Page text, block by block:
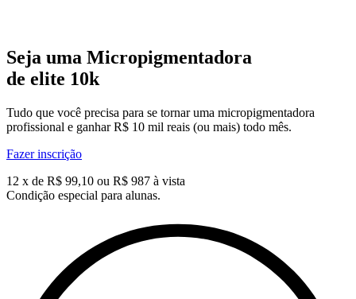
Seja uma Micropigmentadora
de elite 10k
Tudo que você precisa para se tornar uma micropigmentadora
profissional e ganhar R$ 10 mil reais (ou mais) todo mês.
Fazer inscrição
12 x de R$ 99,10 ou R$ 987 à vista
Condição especial para alunas.